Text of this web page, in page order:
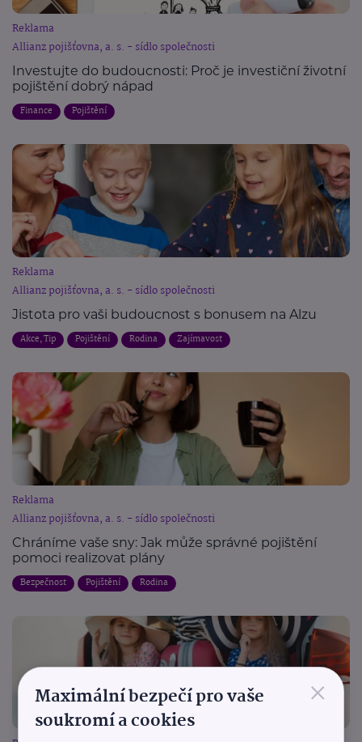
Reklama
Allianz pojišťovna, a. s. - sídlo společnosti
Investujte do budoucnosti: Proč je investiční životní
pojištění dobrý nápad
Finance Pojištění
Reklama
Allianz pojišťovna, a. s. - sídlo společnosti
Jistota pro vaši budoucnost s bonusem na Alzu
Akce, Tip Pojištění Rodina Zajímavost
Reklama
Allianz pojišťovna, a. s. - sídlo společnosti
Chráníme vaše sny: Jak může správné pojištění
pomoci realizovat plány
Bezpečnost Pojištění Rodina
×
Maximální bezpečí pro vaše
soukromí a cookies